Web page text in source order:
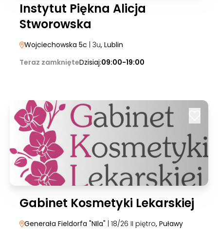
Instytut Piękna Alicja
Stworowska
Wojciechowska 5c | 3u, Lublin
Teraz zamknięteDzisiaj:09:00-19:00
Gabinet Kosmetyki Lekarskiej
Generała Fieldorfa "NIla" | 18/26 II piętro, Puławy